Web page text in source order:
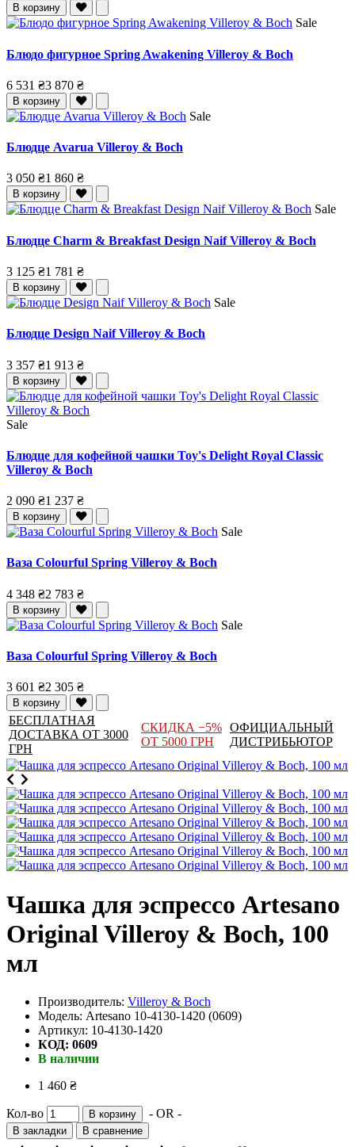
В корзину
Sale
Блюдо фигурное Spring Awakening Villeroy & Boch
6 531 ₴3 870 ₴
В корзину
Sale
Блюдце Avarua Villeroy & Boch
3 050 ₴1 860 ₴
В корзину
Sale
Блюдце Charm & Breakfast Design Naif Villeroy & Boch
3 125 ₴1 781 ₴
В корзину
Sale
Блюдце Design Naif Villeroy & Boch
3 357 ₴1 913 ₴
В корзину
Sale
Блюдце для кофейной чашки Toy's Delight Royal Classic
Villeroy & Boch
2 090 ₴1 237 ₴
В корзину
Sale
Ваза Colourful Spring Villeroy & Boch
4 348 ₴2 783 ₴
В корзину
Sale
Ваза Colourful Spring Villeroy & Boch
3 601 ₴2 305 ₴
В корзину
БЕСПЛАТНАЯ
ДОСТАВКА ОТ 3000
ГРН
СКИДКА −5%
ОТ 5000 ГРН
ОФИЦИАЛЬНЫЙ
ДИСТРИБЬЮТОР
Чашка для эспрессо Artesano
Original Villeroy & Boch, 100
мл
Производитель: Villeroy & Boch
Модель: Artesano 10-4130-1420 (0609)
Артикул: 10-4130-1420
КОД: 0609
В наличии
1 460 ₴
Кол-во В корзину - OR -
В закладки В сравнение